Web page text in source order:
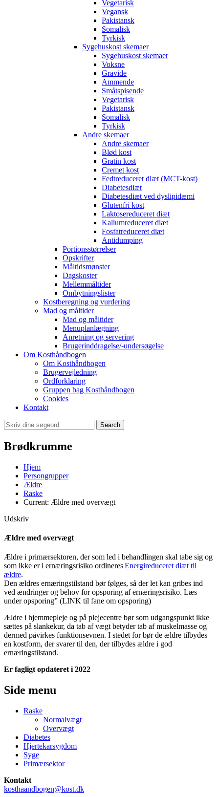
Vegetarisk
Vegansk
Pakistansk
Somalisk
Tyrkisk
Sygehuskost skemaer
Sygehuskost skemaer
Voksne
Gravide
Ammende
Småtspisende
Vegetarisk
Pakistansk
Somalisk
Tyrkisk
Andre skemaer
Andre skemaer
Blød kost
Gratin kost
Cremet kost
Fedtreduceret diæt (MCT-kost)
Diabetesdiæt
Diabetesdiæt ved dyslipidæmi
Glutenfri kost
Laktosereduceret diæt
Kaliumreduceret diæt
Fosfatreduceret diæt
Antidumping
Portionsstørrelser
Opskrifter
Måltidsmønster
Dagskoster
Mellemmåltider
Ombytningslister
Kostberegning og vurdering
Mad og måltider
Mad og måltider
Menuplanlægning
Anretning og servering
Brugerinddragelse/-undersøgelse
Om Kosthåndbogen
Om Kosthåndbogen
Brugervejledning
Ordforklaring
Gruppen bag Kosthåndbogen
Cookies
Kontakt
Search
Brødkrumme
Hjem
Persongrupper
Ældre
Raske
Current: Ældre med overvægt
Udskriv
Ældre med overvægt
Ældre i primærsektoren, der som led i behandlingen skal tabe sig og
som ikke er i ernæringsrisiko ordineresEnergireduceret diæt til
ældre.
Den ældres ernæringstilstand bør følges, så der let kan gribes ind
ved ændringer og behov for opsporing af ernæringsrisiko. Læs
under opsporing” (LINK til fane om opsporing)
Ældre i hjemmepleje og på plejecentre bør som udgangspunkt ikke
sættes på slankekur, da tab af vægt betyder tab af muskelmasse og
dermed påvirkes funktionsevnen. I stedet for bør de ældre tilbydes
en kostform, der svarer til den, der tilbydes ældre i god
ernæringstilstand.
Er fagligt opdateret i 2022
Side menu
Raske
Normalvægt
Overvægt
Diabetes
Hjertekarsygdom
Syge
Primærsektor
Kontakt
kosthaandbogen@kost.dk